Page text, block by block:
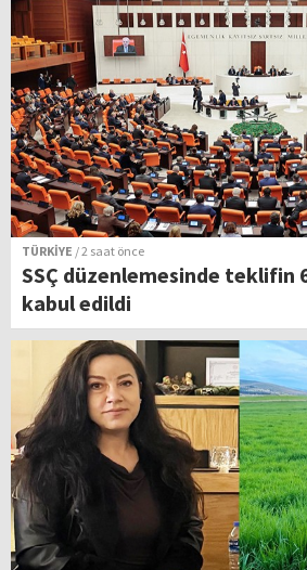
TÜRKİYE / 2 saat önce
SSÇ düzenlemesinde teklifin
kabul edildi